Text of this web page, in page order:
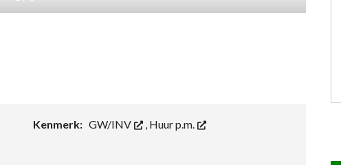
Kenmerk: GW/INV , Huur p.m.